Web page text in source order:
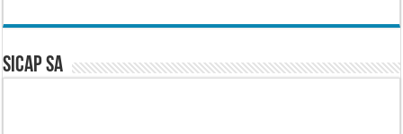
SICAP SA